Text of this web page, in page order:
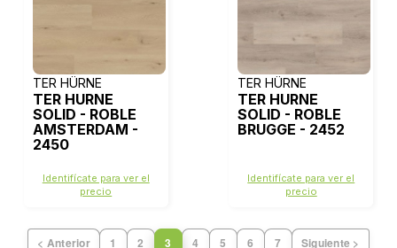
TER HÜRNE
TER HURNE
SOLID - ROBLE
AMSTERDAM -
2450
Identifícate para ver el
precio
TER HÜRNE
TER HURNE
SOLID - ROBLE
BRUGGE - 2452
Identifícate para ver el
precio
< Anterior 1 2 3 4 5 6 7 Siguiente >